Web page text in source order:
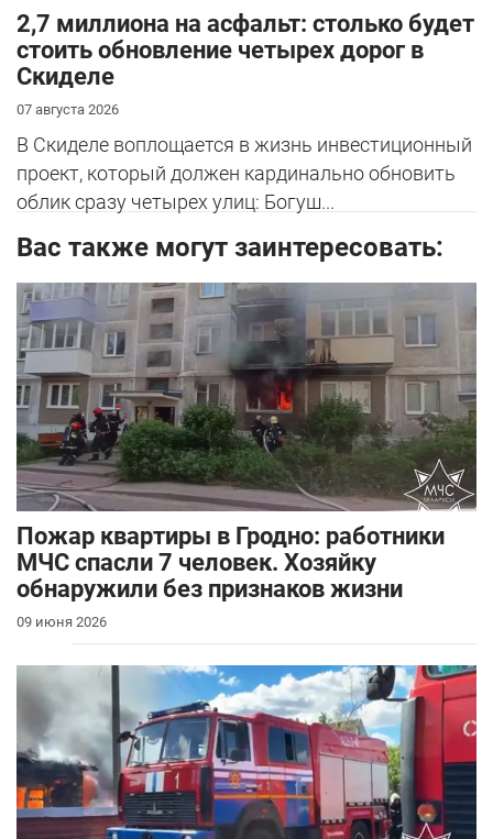
2,7 миллиона на асфальт: столько будет
стоить обновление четырех дорог в
Скиделе
07 августа 2026
В Скиделе воплощается в жизнь инвестиционный
проект, который должен кардинально обновить
облик сразу четырех улиц: Богуш...
Вас также могут заинтересовать:
Пожар квартиры в Гродно: работники
МЧС спасли 7 человек. Хозяйку
обнаружили без признаков жизни
09 июня 2026